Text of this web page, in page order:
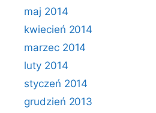
maj 2014
kwiecień 2014
marzec 2014
luty 2014
styczeń 2014
grudzień 2013